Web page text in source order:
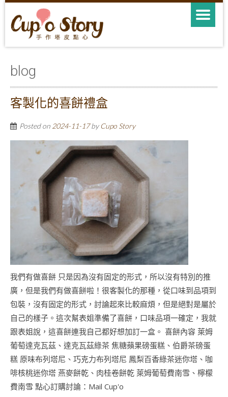
blog
客製化的喜餅禮盒
Posted on 2024-11-17by Cupo Story
我們有做喜餅 只是因為沒有固定的形式，所以沒有特別的推
廣，但是我們有做喜餅啦！很客製化的那種，從口味到品項到
包裝，沒有固定的形式，討論起來比較麻煩，但是絕對是屬於
自己的樣子。這次幫表姐準備了喜餅，口味品項一確定，我就
跟表姐說，這喜餅連我自己都好想加訂一盒。 喜餅內容 萊姆
葡萄達克瓦茲、達克瓦茲綠茶 焦糖蘋果磅蛋糕、伯爵茶磅蛋
糕 原味布列塔尼、巧克力布列塔尼 鳳梨百香綠茶迷你塔、咖
啡核桃迷你塔 燕麥餅乾、肉桂卷餅乾 萊姆葡萄費南雪、檸檬
費南雪 點心訂購討論：Mail Cup'o